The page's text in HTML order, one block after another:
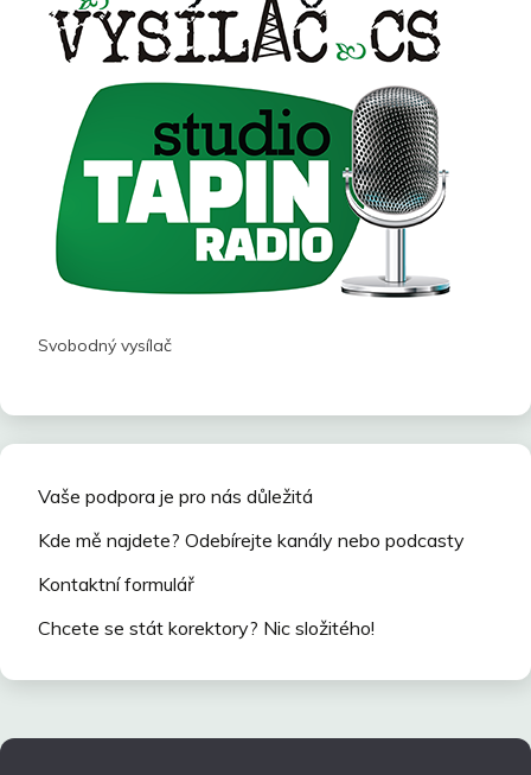
Svobodný vysílač
Vaše podpora je pro nás důležitá
Kde mě najdete? Odebírejte kanály nebo podcasty
Kontaktní formulář
Chcete se stát korektory? Nic složitého!